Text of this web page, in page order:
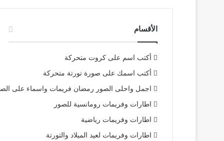
الأقسام
أكتب اسم على كروت متحركة
أكتب اسمك على صورة تورتة متحركة
اجمل واحلى الصور رمضان فريمات واسماء على
اطارات وفريمات رومانسية للصور
اطارات وفريمات رياضية
اطارات وفريمات لعيد الميلاد والتورتة